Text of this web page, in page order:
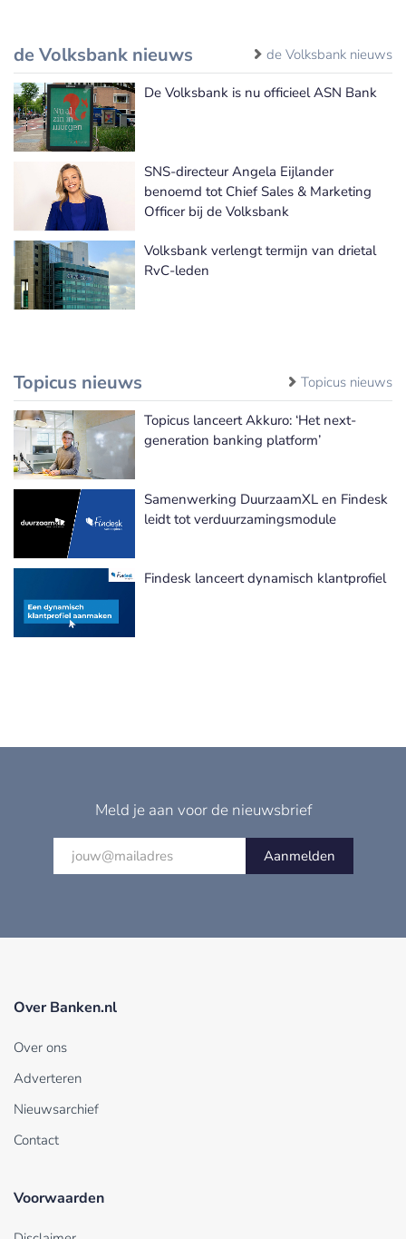
de Volksbank nieuws de Volksbank nieuws
De Volksbank is nu officieel ASN Bank
SNS-directeur Angela Eijlander
benoemd tot Chief Sales & Marketing
Officer bij de Volksbank
Volksbank verlengt termijn van drietal
RvC-leden
Topicus nieuws Topicus nieuws
Topicus lanceert Akkuro: ‘Het next-
generation banking platform’
Samenwerking DuurzaamXL en Findesk
leidt tot verduurzamingsmodule
Findesk lanceert dynamisch klantprofiel
Meld je aan voor de nieuwsbrief
Aanmelden
Over Banken.nl
Over ons
Adverteren
Nieuwsarchief
Contact
Voorwaarden